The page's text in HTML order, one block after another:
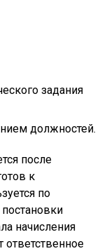
задания
должностей.
после
к
по
начисления